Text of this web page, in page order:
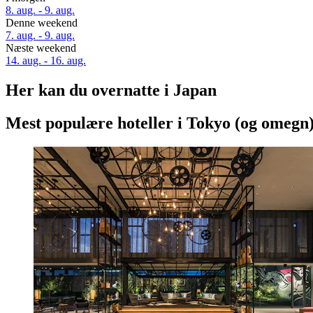
8. aug. - 9. aug.
Denne weekend
7. aug. - 9. aug.
Næste weekend
14. aug. - 16. aug.
Her kan du overnatte i Japan
Mest populære hoteller i Tokyo (og